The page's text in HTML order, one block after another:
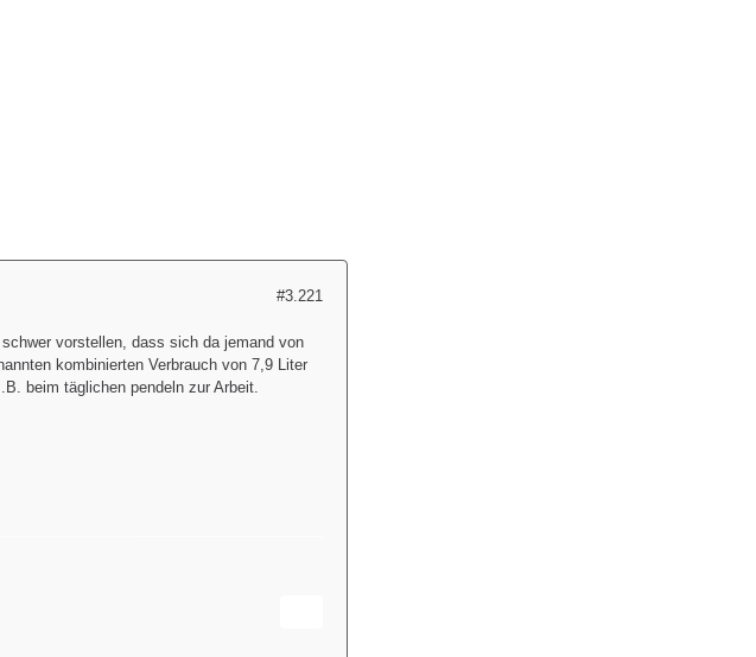
#3.221
vorstellen, dass sich da jemand von
kombinierten Verbrauch von 7,9 Liter
beim täglichen pendeln zur Arbeit.